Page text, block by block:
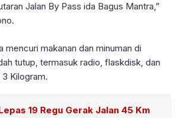
Jalan By Pass ida Bagus Mantra,”
mencuri makanan dan minuman di
tutup, termasuk radio, flaskdisk, dan
Kilogram.
19 Regu Gerak Jalan 45 Km